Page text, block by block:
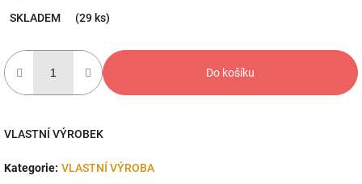
cena:
SKLADEM (29 ks)
Do košíku
VLASTNÍ VÝROBEK
Kategorie: VLASTNÍ VÝROBA